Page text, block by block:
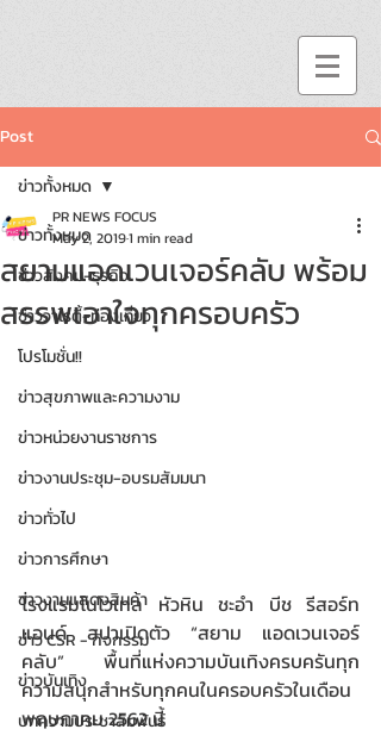
Post
ข่าวทั้งหมด
ข่าวสังคม-ธุรกิจ
ข่าววาไรตี้-ท่องเที่ยว
โปรโมชั่น!!
ข่าวสุขภาพและความงาม
ข่าวหน่วยงานราชการ
ข่าวงานประชุม-อบรมสัมมนา
ข่าวทั่วไป
ข่าวการศึกษา
ข่าวงานแสดงสินค้า
ข่าว CSR - กิจกรรม
ข่าวบันเทิง
บทความประชาสัมพันธ์
ข่าวทั้งหมด
สยามแอดเวนเจอร์คลับ พร้อม
สรรพเอาใจทุกครอบครัว
PR NEWS FOCUS
May 2, 20191 min read
โรงแรมโนโวเทล หัวหิน ชะอำ บีช รีสอร์ท
แอนด์ สปาเปิดตัว “สยาม แอดเวนเจอร์
คลับ” พื้นที่แห่งความบันเทิงครบครันทุก
ความสนุกสำหรับทุกคนในครอบครัวในเดือน
พฤษภาคม 2562 นี้